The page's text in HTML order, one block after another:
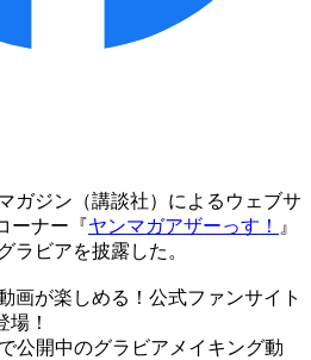
ガジン（講談社）によるウェブサ
ーナー『ヤンマガアザーっす！
』
ラビアを披露した。
画が楽しめる！公式ファンサイト
場！
公開中のグラビアメイキング動